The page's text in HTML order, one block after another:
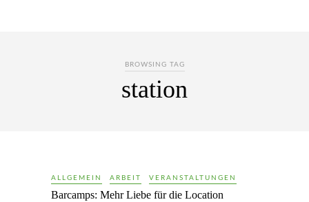
BROWSING TAG
station
ALLGEMEIN ARBEIT VERANSTALTUNGEN
Barcamps: Mehr Liebe für die Location